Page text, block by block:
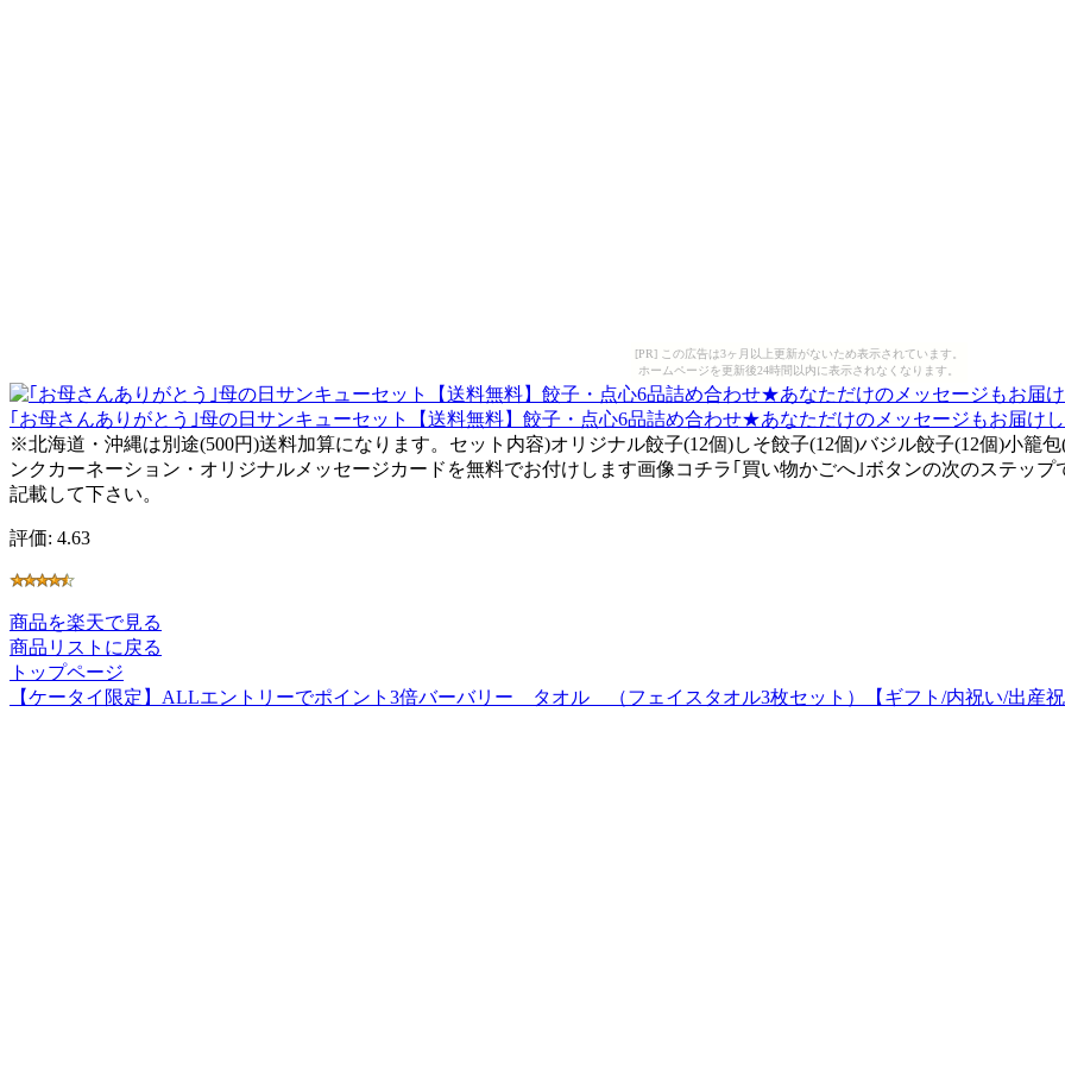
[PR] この広告は3ヶ月以上更新がないため表示されています。
ホームページを更新後24時間以内に表示されなくなります。
｢お母さんありがとう｣母の日サンキューセット【送料無料】餃子・点心6品詰め合わせ★あなただけのメッセージもお届け
※北海道・沖縄は別途(500円)送料加算になります。セット内容)オリジナル餃子(12個)しそ餃子(12個)バジル餃子(12個)小籠
ンクカーネーション・オリジナルメッセージカードを無料でお付けします画像コチラ｢買い物かごへ｣ボタンの次のステッ
記載して下さい。
評価: 4.63
商品を楽天で見る
商品リストに戻る
トップページ
【ケータイ限定】ALLエントリーでポイント3倍バーバリー タオル （フェイスタオル3枚セット）【ギフト/内祝い/出産祝